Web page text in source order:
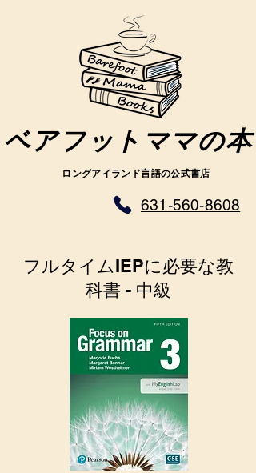
ベアフットママの本
ロングアイランド言語の公式書店
631-560-8608
フルタイムIEPに必要な教
科書 - 中級